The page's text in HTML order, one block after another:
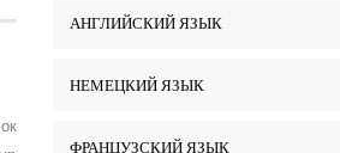
университета получила
АНГЛИЙСКИЙ ЯЗЫК
НЕМЕЦКИЙ ЯЗЫК
ФРАНЦУЗСКИЙ ЯЗЫК